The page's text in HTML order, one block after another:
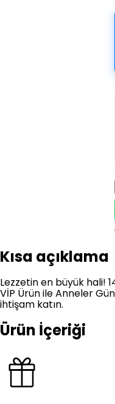
Kısa açıklama
Lezzetin en büyük hali!
VİP Ürün ile Anneler
ihtişam katın.
Ürün İçeriği